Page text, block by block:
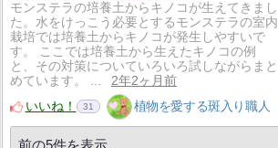
モンステラの培養土からキノコが生えてきまし
た。水をけっこう必要とするモンステラの室内
栽培では培養土からキノコが発生しやすいで
す。 ここでは培養土から生えたキノコの例
と、その対策についていろいろ試しながらまと
めています。 ...
2年2ヶ月前
いいね！
31 植物を愛する斑入り職人
前の5件を表示